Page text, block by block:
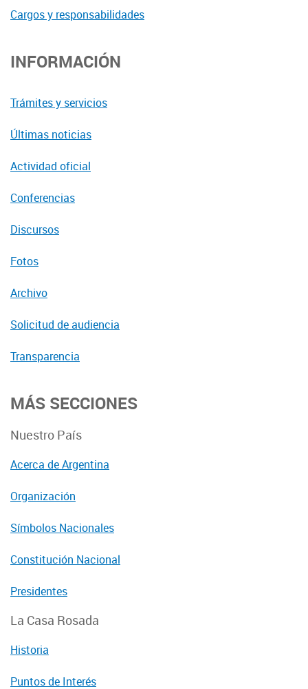
Cargos y responsabilidades
INFORMACIÓN
Trámites y servicios
Últimas noticias
Actividad oficial
Conferencias
Discursos
Fotos
Archivo
Solicitud de audiencia
Transparencia
MÁS SECCIONES
Nuestro País
Acerca de Argentina
Organización
Símbolos Nacionales
Constitución Nacional
Presidentes
La Casa Rosada
Historia
Puntos de Interés